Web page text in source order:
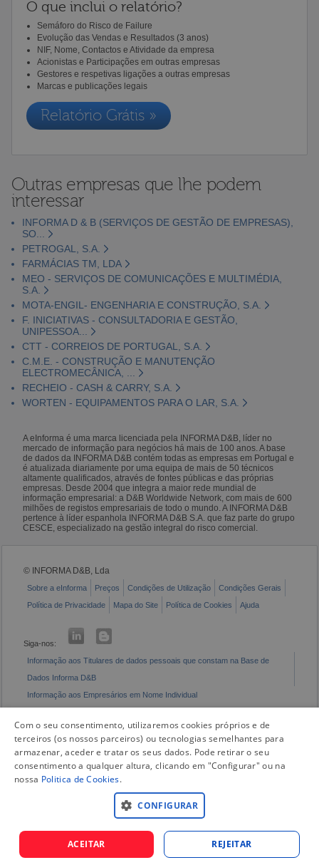
O que inclui o relatório?
Semáforo do Risco de Failure
Evolução das Vendas e Resultados (3 anos)
NIF, Nome, Contactos e Atividade da empresa
Acionistas e Participações em outras empresas
Gestores e respetivas ligações a outras empresas
Marcas e publicações legais
Relatório Grátis »
Outras empresas que lhe podem
interessar
INFORMA D & B (SERVIÇOS DE GESTÃO DE EMPRESAS),
SO...
PETROGAL, S.A.
FARMÁCIAS TM, LDA
MEO - SERVIÇOS DE COMUNICAÇÕES E MULTIMÉDIA,
S.A.
MOTA-ENGIL- ENGENHARIA E CONSTRUÇÃO, S.A.
F. INICIATIVAS - CONSULTADORIA E GESTÃO,
UNIPESSOA...
CTT - CORREIOS DE PORTUGAL, S.A.
C.M.E. - CONSTRUÇÃO E MANUTENÇÃO
ELECTROMECÂNICA, ...
RECHEIO - CASH & CARRY, S.A.
WORTEN - EQUIPAMENTOS PARA O LAR, S.A.
A eInforma é uma marca licenciada pela INFORMA D&B, líder no
mercado de informação para negócios há mais de 100 anos. A base
de dados da INFORMA D&B contém todas as empresas em Portugal e
é atualizada diariamente por uma equipa de mais de 50 técnicos
altamente qualificados, através de fontes públicas e das próprias
empresas. Desde 2004 que integra a maior rede mundial de
informação empresarial: a D&B Worldwide Network, com mais de 600
milhões de registos empresariais de todo o mundo. A INFORMA D&B
pertence à líder espanhola INFORMA D&B S.A. que faz parte do grupo
CESCE, especializado na gestão integral do risco comercial.
© INFORMA D&B, Lda
Sobre a eInforma Preços Condições de Utilização
Condições Gerais
Política de Privacidade
Mapa do Site Política de Cookies Ajuda
Siga-nos:
Informação aos Titulares de dados pessoais que constam na Base de
Dados Informa D&B
Informação aos Empresários em Nome Individual
Com o seu consentimento, utilizaremos cookies próprios e de
terceiros (os nossos parceiros) ou tecnologias semelhantes para
armazenar, aceder e tratar os seus dados. Pode retirar o seu
consentimento a qualquer altura, clicando em "Configurar" ou na
nossa Politica de Cookies.
CONFIGURAR
ACEITAR REJEITAR